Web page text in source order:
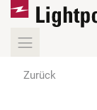
Zurück